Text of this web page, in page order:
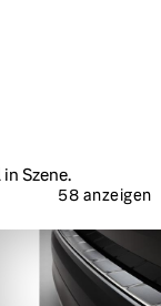
Szene.
58 anzeigen